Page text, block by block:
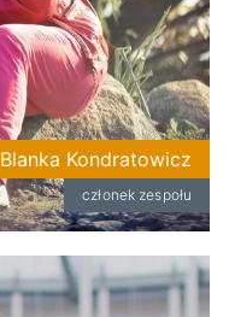
Blanka Kondratowicz
członek zespołu